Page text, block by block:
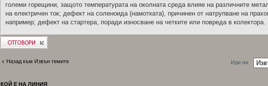
големи горещини, защото температурата на околната среда влияе на различните
на електричен ток; дефект на соленоида (намотката), причинен от натрупване на
например; дефект на стартера, поради износване на четките или повреда в колектора.
Добави отговор
Назад към Извън темите Иди на:
КОЙ Е НА ЛИНИЯ